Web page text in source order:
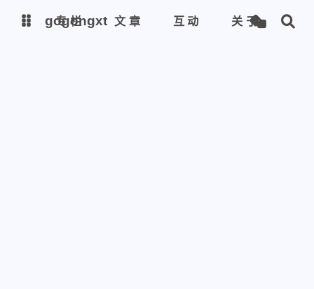
gogongxt
gogongxt
专栏 文章 互动 关于